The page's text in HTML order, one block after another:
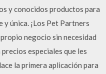
y conocidos productos para
y única. ¡Los Pet Partners
negocio sin necesidad
especiales que les
la primera aplicación para